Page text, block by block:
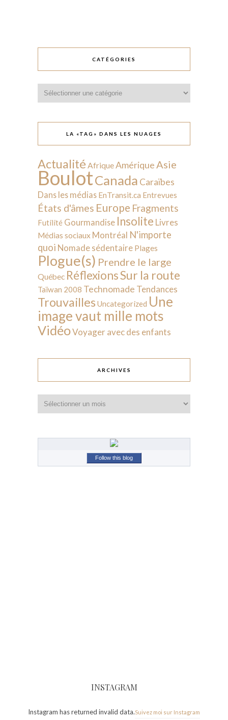
CATÉGORIES
LA «TAG» DANS LES NUAGES
Actualité AfriqueAmérique Asie
BoulotCanada Caraïbes
Dans les médias EnTransit.ca Entrevues
États d'âmes Europe Fragments
Futilité Gourmandise Insolite Livres
Médias sociaux Montréal N'importe
quoi Nomade sédentaire Plages
Plogue(s) Prendre le large
Québec RéflexionsSur la route
Taïwan 2008 Technomade Tendances
Trouvailles Uncategorized Une
image vaut mille mots
VidéoVoyager avec des enfants
ARCHIVES
Follow this blog
INSTAGRAM
Instagram has returned invalid data.Suivez moi sur Instagram